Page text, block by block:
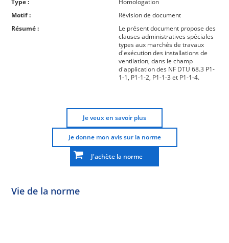
Motif :
Révision de document
Résumé :
Le présent document propose des
clauses administratives spéciales
types aux marchés de travaux
d'exécution des installations de
ventilation, dans le champ
d'application des NF DTU 68.3 P1-
1-1, P1-1-2, P1-1-3 et P1-1-4.
Je veux en savoir plus
Je donne mon avis sur la norme
J'achète la norme
Vie de la norme